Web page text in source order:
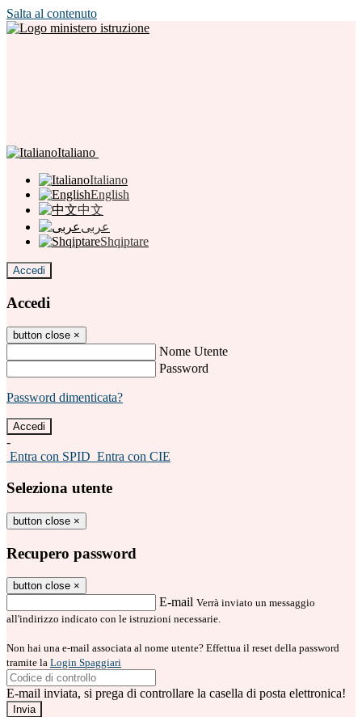
Salta al contenuto
Italiano
Italiano
English
中文
عربى
Shqiptare
Accedi
Accedi
button close ×
Nome Utente
Password
Password dimenticata?
-
Entra con SPID Entra con CIE
Seleziona utente
button close ×
Recupero password
button close ×
E-mail Verrà inviato un messaggio
all'indirizzo indicato con le istruzioni necessarie.
Non hai una e-mail associata al nome utente? Effettua il reset della password
tramite la Login Spaggiari
E-mail inviata, si prega di controllare la casella di posta elettronica!